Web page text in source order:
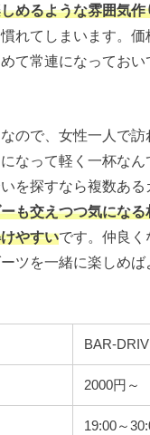
めるような雰囲気作
れてしまいます。
て常連になってお
ので、女性一人で訪
なって軽く一杯なん
を探すなら複数ある
も交えつつ気にな
やすいです。仲良
ツを一緒に楽しめば
BAR-
2000円～
19:00～